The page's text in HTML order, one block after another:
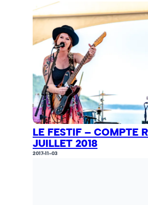
LE FESTIF – COMPTE
JUILLET 2018
2017-11-03